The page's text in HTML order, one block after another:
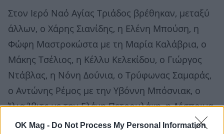
OK Mag - Do Not Process My Personal Information
Στον Ιερό Ναό Αγίας Τριάδος βρέθηκαν, μεταξύ
άλλων, ο Χάρης Σιανίδης, η Ελένη Μπούση, η
Φώφη Μαστροκώστα με τη Μαρία Καλάβρια, ο
Μάκης Τσέλιος, η Κέλλυ Κελεκίδου, ο Γιώργος
Ντάβλας, η Νόνη Δούνια, ο Τρύφωνας Σαμαράς,
ο Αντώνης Ρέμος με την Υβόννη Μπόσνιακ, ο
Ίλια Ίβιτς με την Ελένη Πετρουλάκη, η Δέσποινα
Βανδή με τον Βασίλης Μπισμπίκης, ο Λάκης